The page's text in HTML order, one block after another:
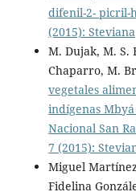
difenil-2- picril-
(2015): Steviana
M. Dujak, M. S.
Chaparro, M.
vegetales
indígenas
Nacional San
7 (2015):
Miguel
Fidelina